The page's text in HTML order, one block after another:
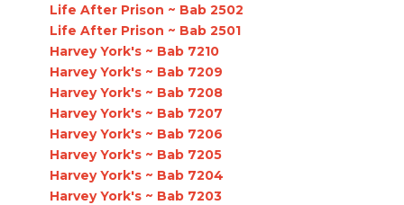
Life After Prison ~ Bab 2502
Life After Prison ~ Bab 2501
Harvey York's ~ Bab 7210
Harvey York's ~ Bab 7209
Harvey York's ~ Bab 7208
Harvey York's ~ Bab 7207
Harvey York's ~ Bab 7206
Harvey York's ~ Bab 7205
Harvey York's ~ Bab 7204
Harvey York's ~ Bab 7203